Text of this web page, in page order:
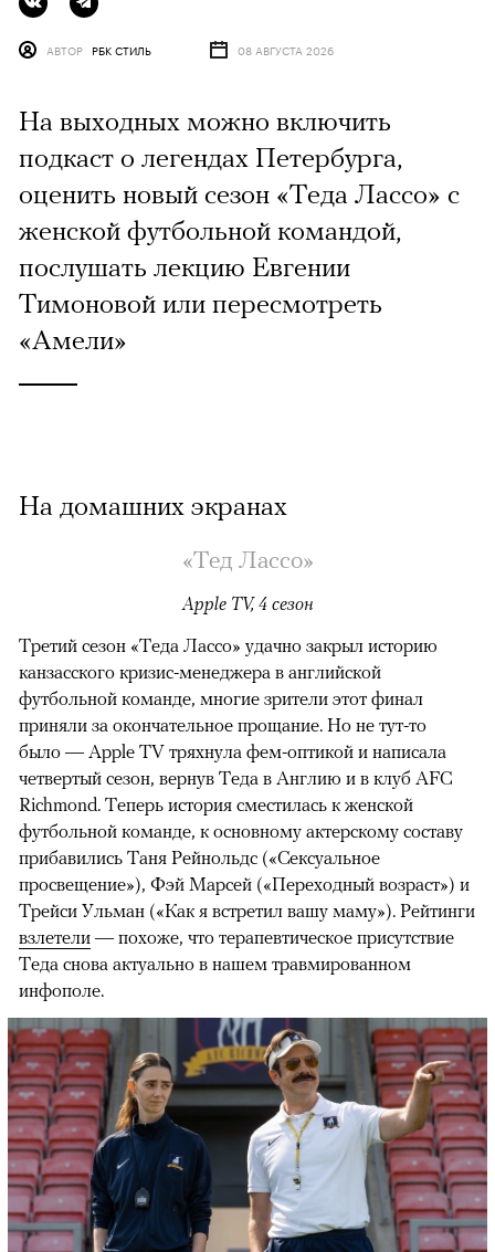
АВТОР РБК СТИЛЬ 08 АВГУСТА 2026
На выходных можно включить
подкаст о легендах Петербурга,
оценить новый сезон «Теда Лассо» с
женской футбольной командой,
послушать лекцию Евгении
Тимоновой или пересмотреть
«Амели»
На домашних экранах
«Тед Лассо»
Apple TV, 4 сезон
00:00 / 00:00
Третий сезон «Теда Лассо» удачно закрыл историю
канзасского кризис-менеджера в английской
футбольной команде, многие зрители этот финал
приняли за окончательное прощание. Но не тут-то
было — Apple TV тряхнула фем-оптикой и написала
четвертый сезон, вернув Теда в Англию и в клуб AFC
Richmond. Теперь история сместилась к женской
футбольной команде, к основному актерскому составу
прибавились Таня Рейнольдс («Сексуальное
просвещение»), Фэй Марсей («Переходный возраст») и
Трейси Ульман («Как я встретил вашу маму»). Рейтинги
взлетели — похоже, что терапевтическое присутствие
Теда снова актуально в нашем травмированном
инфополе.